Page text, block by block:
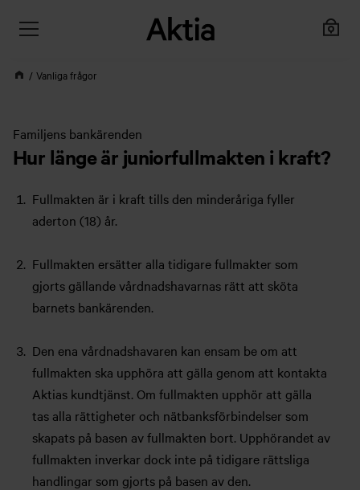
Vanliga frågor
Familjens bankärenden
Hur länge är juniorfullmakten i kraft?
Fullmakten är i kraft tills den minderåriga fyller
aderton (18) år.
Fullmakten ersätter alla tidigare fullmakter som
gjorts gällande vårdnadshavarnas rätt att sköta
barnets bankärenden.
Den ena vårdnadshavaren kan ensam be om att
fullmakten ska upphöra att gälla genom att kontakta
Aktias kundtjänst. Om fullmakten upphör att gälla
tas alla rättigheter och nätbanksförbindelser som
skapats på basen av fullmakten bort. Upphörandet av
fullmakten inverkar dock inte på tidigare rättsliga
handlingar som gjorts på basen av den.